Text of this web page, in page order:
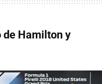
Hamilton y